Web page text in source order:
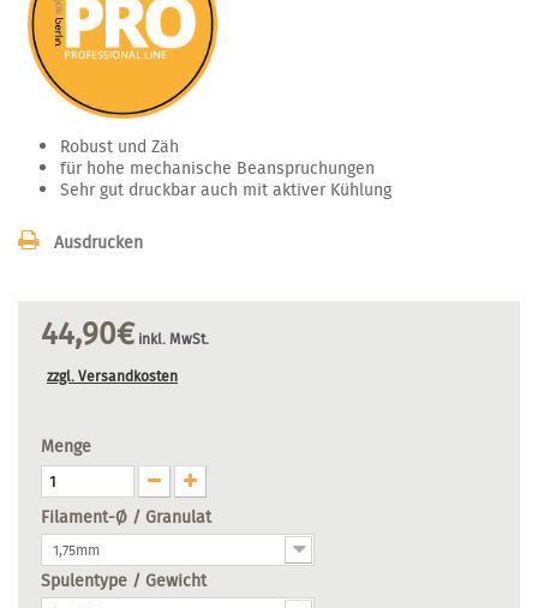
Robust und Zäh
für hohe mechanische Beanspruchungen
Sehr gut druckbar auch mit aktiver Kühlung
Ausdrucken
44,90€ inkl. MwSt.
zzgl. Versandkosten
Menge
Filament-Ø / Granulat
1,75mm
Spulentype / Gewicht